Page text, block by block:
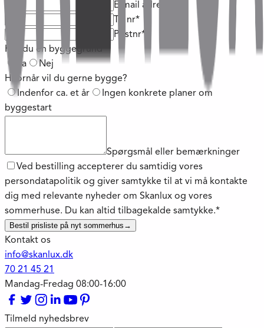
E-mail adresse*
Tlf nr*
Postnr*
Har du en byggegrund*
Ja
Nej
Hvornår vil du gerne bygge?
Indenfor ca. et år
Ingen konkrete planer om
byggestart
Spørgsmål eller bemærkninger
Ved bestilling accepterer du samtidig vores
persondatapolitik og giver samtykke til at vi må kontakte
dig med relevante nyheder om Skanlux og vores
sommerhuse. Du kan altid tilbagekalde samtykke.*
Bestil prisliste på nyt sommerhus →
Kontakt os
info@skanlux.dk
70 21 45 21
Mandag-Fredag 08:00-16:00
Tilmeld nyhedsbrev